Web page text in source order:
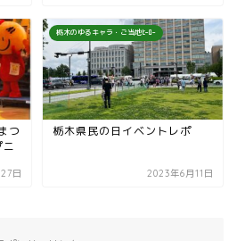
つ
日
栃木のゆるキャラ・ご当地ﾋｰﾛｰ
栃木県民の日イベントレポ
2023年6月11日